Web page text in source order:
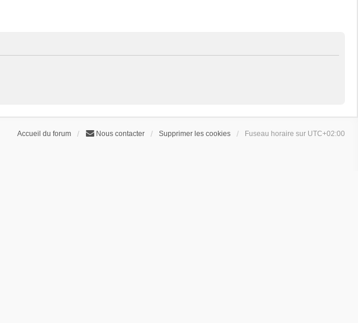
Accueil du forum Nous contacter Supprimer les cookies Fuseau horaire sur UTC+02:00